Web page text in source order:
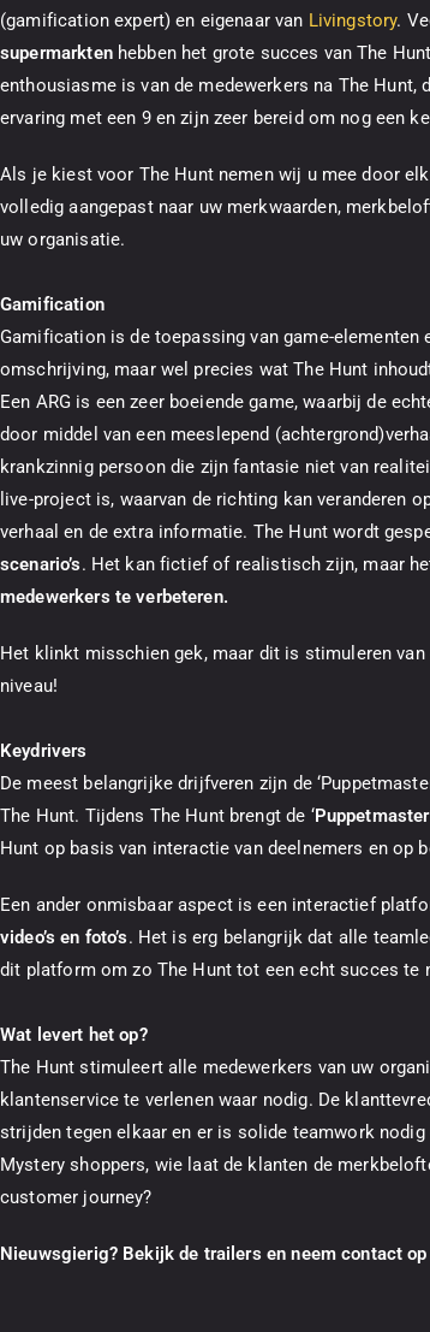
(gamification expert) en eigenaar van Livingstory.
supermarktenhebben het grote succes van The
enthousiasme is van de medewerkers na The Hunt,
ervaring met een 9 en zijn zeer bereid om nog een
Als je kiest voor The Hunt nemen wij u mee door
volledig aangepast naar uw merkwaarden,
uw organisatie.
Gamification
Gamification is de toepassing van game-
omschrijving, maar wel precies wat The Hunt
Een ARG is een zeer boeiende game, waarbij de
door middel van een meeslepend
krankzinnig persoon die zijn fantasie niet van
live-project is, waarvan de richting kan veranderen
verhaal en de extra informatie. The Hunt wordt
scenario’s. Het kan fictief of realistisch zijn, maar
medewerkers te verbeteren.
Het klinkt misschien gek, maar dit is stimuleren
niveau!
Keydrivers
De meest belangrijke drijfveren zijn de
The Hunt. Tijdens The Hunt brengt de ‘Puppetmaster
Hunt op basis van interactie van deelnemers en op
Een ander onmisbaar aspect is een interactief
video’s en foto’s. Het is erg belangrijk dat alle
dit platform om zo The Hunt tot een echt succes te
Wat levert het op?
The Hunt stimuleert alle medewerkers van uw
klantenservice te verlenen waar nodig. De
strijden tegen elkaar en er is solide teamwork
Mystery shoppers, wie laat de klanten de
customer journey?
Nieuwsgierig? Bekijk de trailers en neem contact